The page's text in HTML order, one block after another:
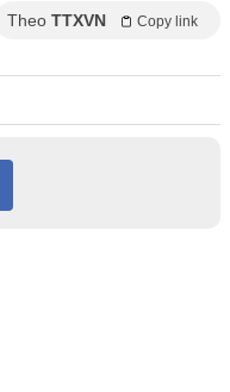
Theo TTXVN Copy link